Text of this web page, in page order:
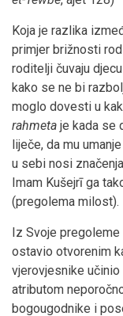
Koja je razlika
primjer brižnosti
roditelji čuvaju
kako se ne bi
moglo dovesti u
rahmeta je kada se
liječe, da mu
u sebi nosi
Imam Kušejrī ga
(pregolema milost).
Iz Svoje
ostavio otvorenim
vjerovjesnike
atributom
bogougodnike i